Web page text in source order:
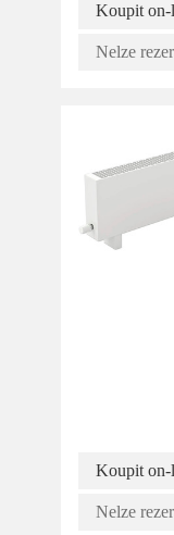
Koupit on-
Nelze
Koupit on-
Nelze